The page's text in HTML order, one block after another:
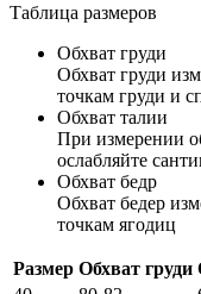
Таблица размеров
Обхват груди
Обхват груди
точкам груди и
Обхват талии
При измерении
ослабляйте
Обхват бедр
Обхват бедер
точкам ягодиц
Размер Обхват груди